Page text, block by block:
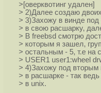
>[оверквотинг удален]
> 2)Далее создаю
> 3)Захожу в винде
> в свою расшарку,
> В freebsd смотрю
> которым я зашел,
> остальным - 5, т.е на
> USER1 user1:wheel
> 4)Захожу под
> в расшарке - так
> в unix.